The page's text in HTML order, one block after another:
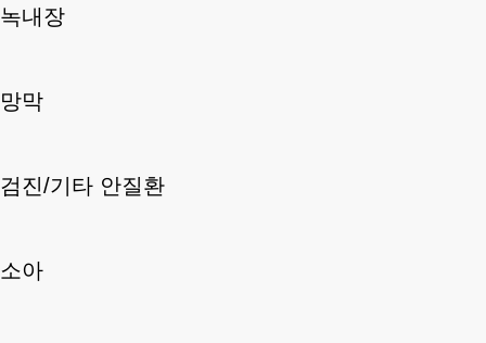
녹내장
망막
검진/기타 안질환
소아